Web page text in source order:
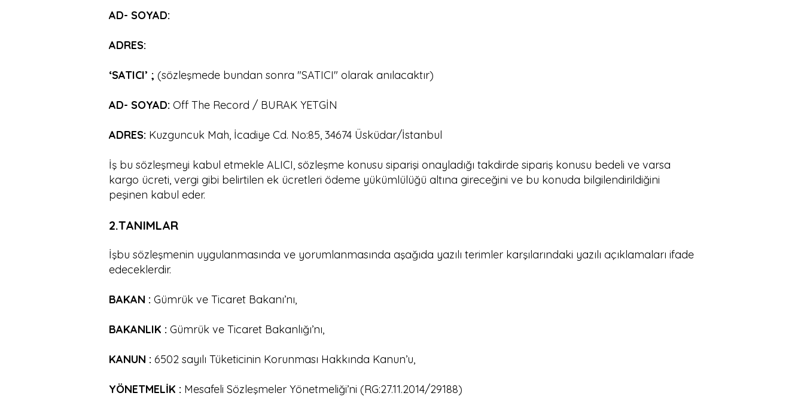
AD- SOYAD:
ADRES:
‘SATICI’ ; (sözleşmede bundan sonra "SATICI" olarak anılacaktır)
AD- SOYAD: Off The Record / BURAK YETGİN
ADRES: Kuzguncuk Mah, İcadiye Cd. No:85, 34674 Üsküdar/İstanbul
İş bu sözleşmeyi kabul etmekle ALICI, sözleşme konusu siparişi onayladığı takdirde sipariş konusu bedeli ve varsa
kargo ücreti, vergi gibi belirtilen ek ücretleri ödeme yükümlülüğü altına gireceğini ve bu konuda bilgilendirildiğini
peşinen kabul eder.
2.TANIMLAR
İşbu sözleşmenin uygulanmasında ve yorumlanmasında aşağıda yazılı terimler karşılarındaki yazılı açıklamaları ifade
edeceklerdir.
BAKAN : Gümrük ve Ticaret Bakanı’nı,
BAKANLIK : Gümrük ve Ticaret Bakanlığı’nı,
KANUN : 6502 sayılı Tüketicinin Korunması Hakkında Kanun’u,
YÖNETMELİK : Mesafeli Sözleşmeler Yönetmeliği’ni (RG:27.11.2014/29188)